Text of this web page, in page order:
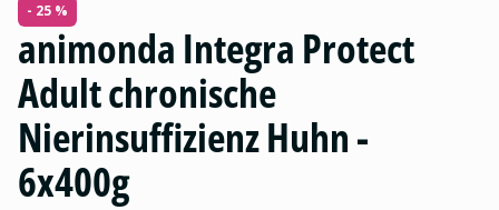
- 25 %
animonda Integra Protect
Adult chronische
Nierinsuffizienz Huhn -
6x400g